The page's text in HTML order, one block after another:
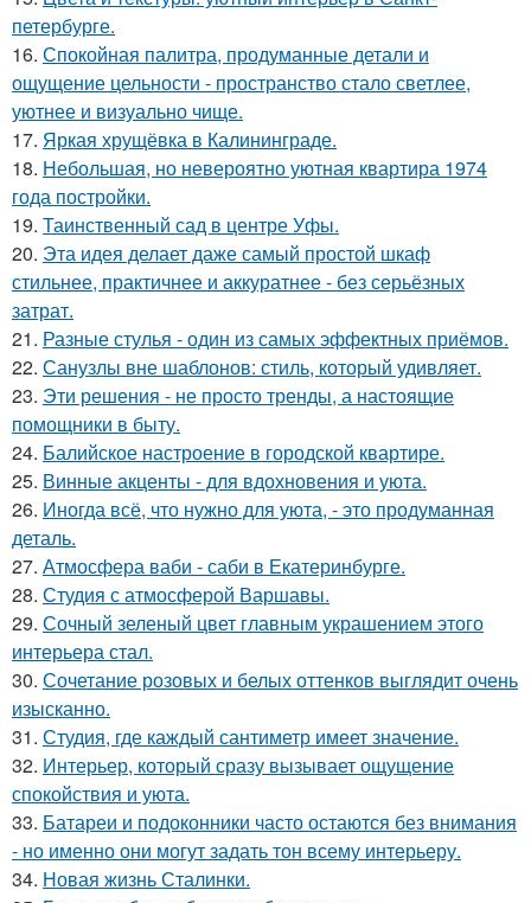
петербурге.
16. Спокойная палитра, продуманные детали и
ощущение цельности - пространство стало светлее,
уютнее и визуально чище.
17. Яркая хрущёвка в Калининграде.
18. Небольшая, но невероятно уютная квартира 1974
года постройки.
19. Таинственный сад в центре Уфы.
20. Эта идея делает даже самый простой шкаф
стильнее, практичнее и аккуратнее - без серьёзных
затрат.
21. Разные стулья - один из самых эффектных приёмов.
22. Санузлы вне шаблонов: стиль, который удивляет.
23. Эти решения - не просто тренды, а настоящие
помощники в быту.
24. Балийское настроение в городской квартире.
25. Винные акценты - для вдохновения и уюта.
26. Иногда всё, что нужно для уюта, - это продуманная
деталь.
27. Атмосфера ваби - саби в Екатеринбурге.
28. Студия с атмосферой Варшавы.
29. Сочный зеленый цвет главным украшением этого
интерьера стал.
30. Сочетание розовых и белых оттенков выглядит очень
изысканно.
31. Студия, где каждый сантиметр имеет значение.
32. Интерьер, который сразу вызывает ощущение
спокойствия и уюта.
33. Батареи и подоконники часто остаются без внимания
- но именно они могут задать тон всему интерьеру.
34. Новая жизнь Сталинки.